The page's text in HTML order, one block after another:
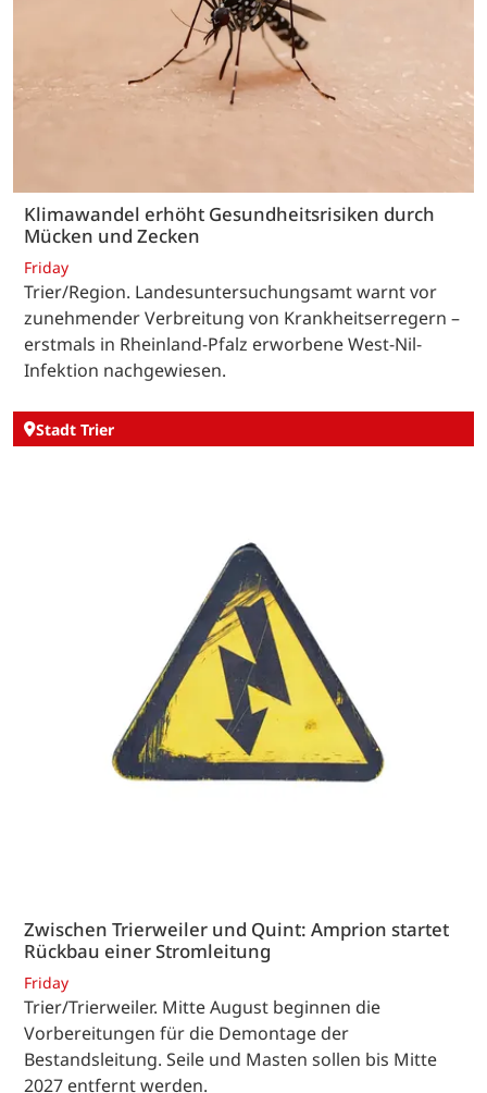
Klimawandel erhöht Gesundheitsrisiken durch
Mücken und Zecken
Friday
Trier/Region. Landesuntersuchungsamt warnt vor
zunehmender Verbreitung von Krankheitserregern –
erstmals in Rheinland-Pfalz erworbene West-Nil-
Infektion nachgewiesen.
Stadt Trier
Zwischen Trierweiler und Quint: Amprion startet
Rückbau einer Stromleitung
Friday
Trier/Trierweiler. Mitte August beginnen die
Vorbereitungen für die Demontage der
Bestandsleitung. Seile und Masten sollen bis Mitte
2027 entfernt werden.